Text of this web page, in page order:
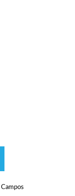
Campos